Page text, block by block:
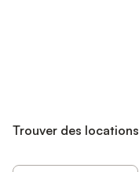
Trouver des locations